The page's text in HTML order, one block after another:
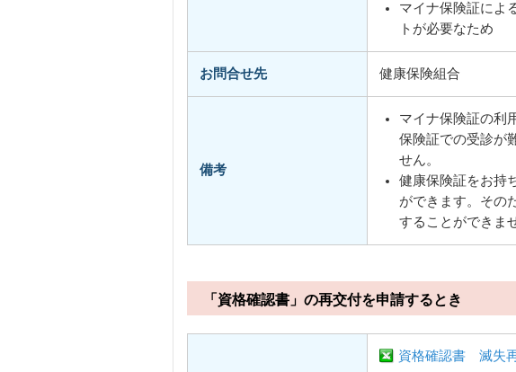
マイナ保険証によ
トが必要なため
お問合せ先 健康保険組合
備考
マイナ保険証の利
保険証での受診が
せん。
健康保険証をお持
ができます。その
することができま
「資格確認書」の再交付を申請するとき
資格確認書 滅失